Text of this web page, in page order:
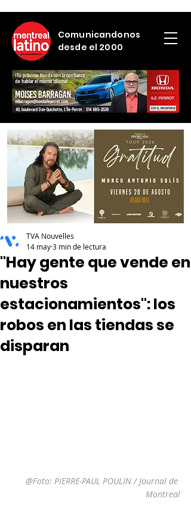
Comunicandonos
desde el 2000
"Hay gente que vende en
nuestros
estacionamientos": los
robos en las tiendas se
disparan
TVA Nouvelles
14 may3 min de lectura
@Foto: PIERRE-PAUL POULIN / Journal de
Montreal